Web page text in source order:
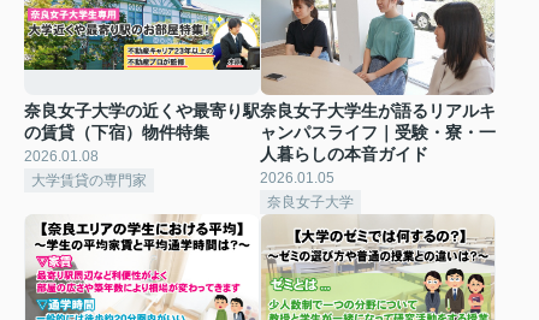
奈良女子大学の近くや最寄り駅
の賃貸（下宿）物件特集
2026.01.08
大学賃貸の専門家
奈良女子大学生が語るリアルキ
ャンパスライフ｜受験・寮・一
人暮らしの本音ガイド
2026.01.05
奈良女子大学